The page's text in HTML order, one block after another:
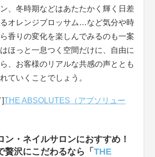
、冬時期などはあたたかく輝く日差
オレンジブロッサム…など気分や時
香りの変化を楽しんでみるのも一案
ほっと一息つく空間だけに、自由に
、お客様のリアルな共感の声ととも
ていくことでしょう。
]THE ABSOLUTES（アブソリュー
ン・ネイルサロンにおすすめ！
贅沢にこだわるなら「THE